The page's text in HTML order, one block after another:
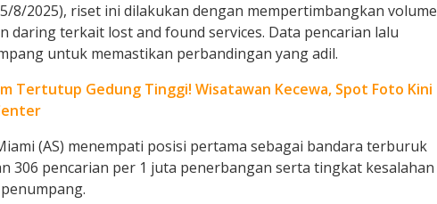
8/2025), riset ini dilakukan dengan mempertimbangkan volume
daring terkait lost and found services. Data pencarian lalu
untuk memastikan perbandingan yang adil.
Tertutup Gedung Tinggi! Wisatawan Kecewa, Spot Foto Kini
(AS) menempati posisi pertama sebagai bandara terburuk
306 pencarian per 1 juta penerbangan serta tingkat kesalahan